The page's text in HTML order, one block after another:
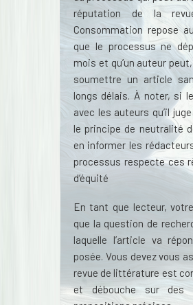
réputation de la
Consommation repose
que le processus ne
mois et qu’un auteur
soumettre un article
longs délais. À noter, si
avec les auteurs qu’il
le principe de neutralité
en informer les
processus respecte ces
d’équité
En tant que lecteur,
que la question de
laquelle l’article va
posée. Vous devez vous
revue de littérature est
et débouche sur des